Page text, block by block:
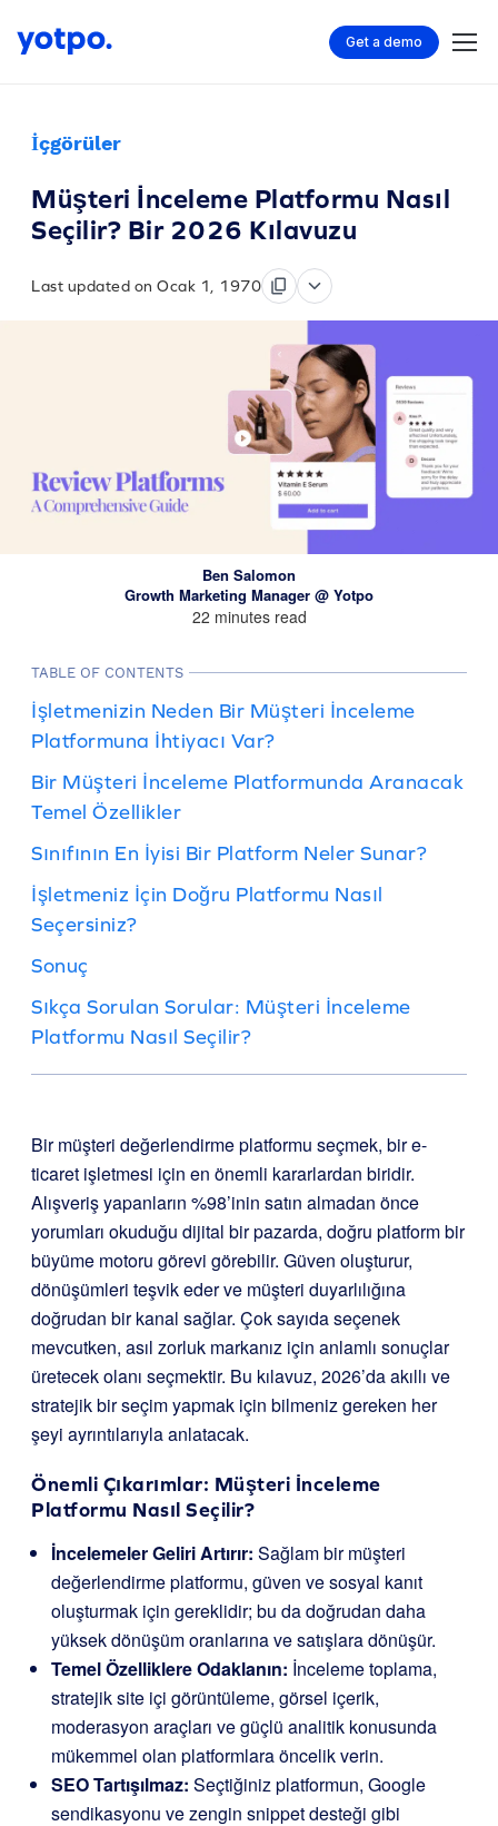
Get a demo
İçgörüler
Müşteri İnceleme Platformu Nasıl
Seçilir? Bir 2026 Kılavuzu
Last updated on Ocak 1, 1970
Ben Salomon
Growth Marketing Manager @ Yotpo
22 minutes read
TABLE OF CONTENTS
İşletmenizin Neden Bir Müşteri İnceleme
Platformuna İhtiyacı Var?
Bir Müşteri İnceleme Platformunda Aranacak
Temel Özellikler
Sınıfının En İyisi Bir Platform Neler Sunar?
İşletmeniz İçin Doğru Platformu Nasıl
Seçersiniz?
Sonuç
Sıkça Sorulan Sorular: Müşteri İnceleme
Platformu Nasıl Seçilir?
Bir müşteri değerlendirme platformu seçmek, bir e-
ticaret işletmesi için en önemli kararlardan biridir.
Alışveriş yapanların %98’inin satın almadan önce
yorumları okuduğu dijital bir pazarda, doğru platform bir
büyüme motoru görevi görebilir. Güven oluşturur,
dönüşümleri teşvik eder ve müşteri duyarlılığına
doğrudan bir kanal sağlar. Çok sayıda seçenek
mevcutken, asıl zorluk markanız için anlamlı sonuçlar
üretecek olanı seçmektir. Bu kılavuz, 2026’da akıllı ve
stratejik bir seçim yapmak için bilmeniz gereken her
şeyi ayrıntılarıyla anlatacak.
Önemli Çıkarımlar: Müşteri İnceleme
Platformu Nasıl Seçilir?
İncelemeler Geliri Artırır: Sağlam bir müşteri
değerlendirme platformu, güven ve sosyal kanıt
oluşturmak için gereklidir; bu da doğrudan daha
yüksek dönüşüm oranlarına ve satışlara dönüşür.
Temel Özelliklere Odaklanın: İnceleme toplama,
stratejik site içi görüntüleme, görsel içerik,
moderasyon araçları ve güçlü analitik konusunda
mükemmel olan platformlara öncelik verin.
SEO Tartışılmaz: Seçtiğiniz platformun, Google
sendikasyonu ve zengin snippet desteği gibi